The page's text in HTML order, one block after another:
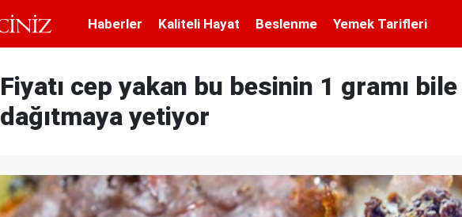
Haberler Kaliteli Hayat Beslenme Yemek Tarifleri
Fiyatı cep yakan bu besinin 1 gramı
dağıtmaya yetiyor